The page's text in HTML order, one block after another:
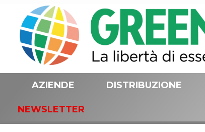
AZIENDE DISTRIBUZIONE
NEWSLETTER